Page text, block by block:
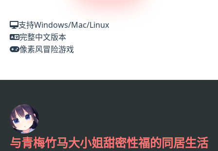
支持Windows/Mac/Linux
完整中文版本
像素风冒险游戏
与青梅竹马大小姐甜密性福的同居生活